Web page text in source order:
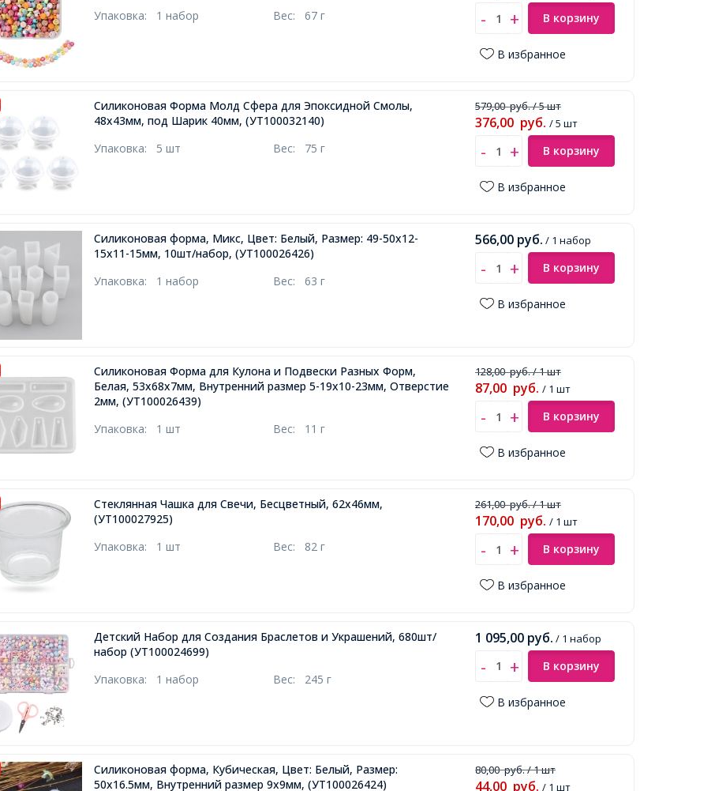
Упаковка: 1 набор Вес: 67 г В корзину
В избранное
Силиконовая Форма Молд Сфера для Эпоксидной Смолы,
48х43мм, под Шарик 40мм, (УТ100032140)
Упаковка: 5 шт Вес: 75 г
579,00руб./ 5 шт
376,00 руб. / 5 шт
В корзину
В избранное
Силиконовая форма, Микс, Цвет: Белый, Размер: 49-50х12-
15х11-15мм, 10шт/набор, (УТ100026426)
Упаковка: 1 набор Вес: 63 г
566,00 руб. / 1 набор
В корзину
В избранное
Силиконовая Форма для Кулона и Подвески Разных Форм,
Белая, 53х68х7мм, Внутренний размер 5-19х10-23мм, Отверстие
2мм, (УТ100026439)
Упаковка: 1 шт Вес: 11 г
128,00руб./ 1 шт
87,00 руб. / 1 шт
В корзину
В избранное
Стеклянная Чашка для Свечи, Бесцветный, 62х46мм,
(УТ100027925)
Упаковка: 1 шт Вес: 82 г
261,00руб./ 1 шт
170,00 руб. / 1 шт
В корзину
В избранное
Детский Набор для Создания Браслетов и Украшений, 680шт/
набор (УТ100024699)
Упаковка: 1 набор Вес: 245 г
1 095,00 руб. / 1 набор
В корзину
В избранное
Силиконовая форма, Кубическая, Цвет: Белый, Размер:
50х16.5мм, Внутренний размер 9х9мм, (УТ100026424)
80,00руб./ 1 шт
44,00 руб. / 1 шт